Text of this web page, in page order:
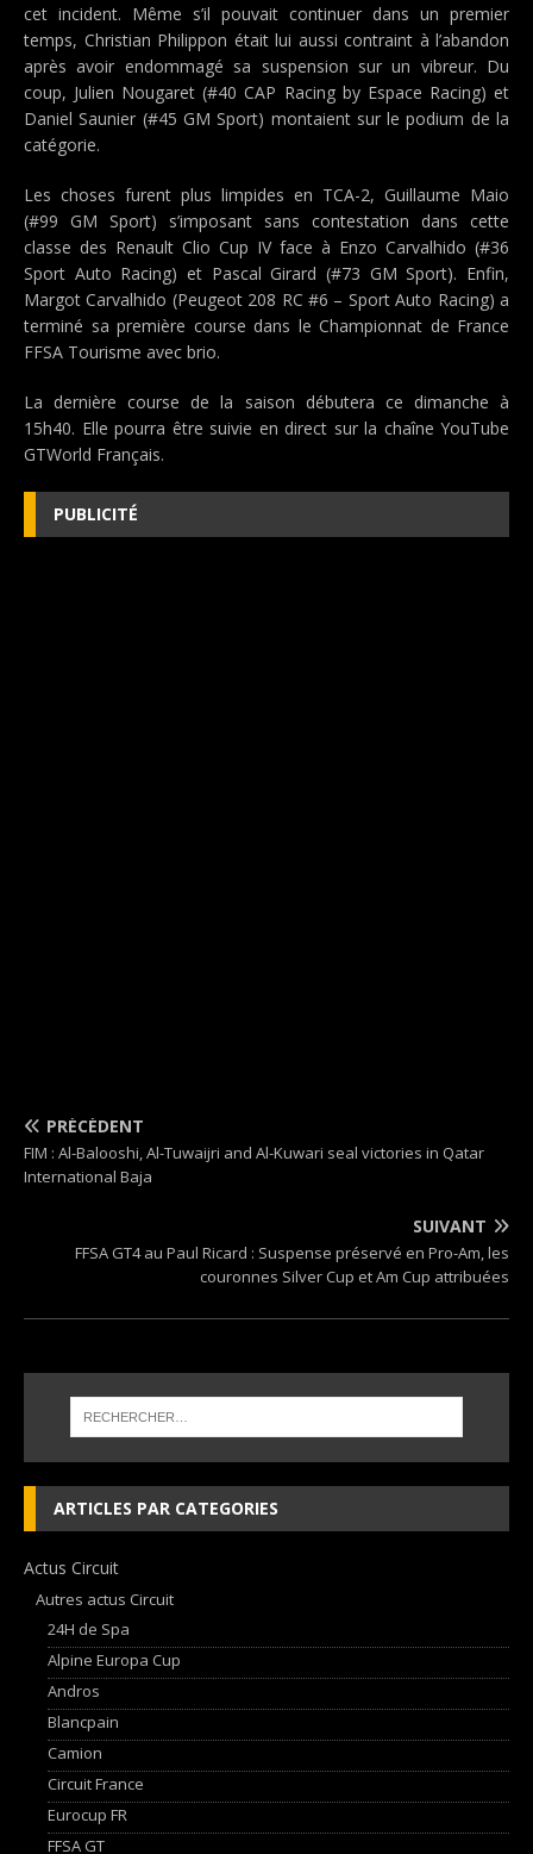
cet incident. Même s’il pouvait continuer dans un premier
temps, Christian Philippon était lui aussi contraint à l’abandon
après avoir endommagé sa suspension sur un vibreur. Du
coup, Julien Nougaret (#40 CAP Racing by Espace Racing) et
Daniel Saunier (#45 GM Sport) montaient sur le podium de la
catégorie.
Les choses furent plus limpides en TCA-2, Guillaume Maio
(#99 GM Sport) s’imposant sans contestation dans cette
classe des Renault Clio Cup IV face à Enzo Carvalhido (#36
Sport Auto Racing) et Pascal Girard (#73 GM Sport). Enfin,
Margot Carvalhido (Peugeot 208 RC #6 – Sport Auto Racing) a
terminé sa première course dans le Championnat de France
FFSA Tourisme avec brio.
La dernière course de la saison débutera ce dimanche à
15h40. Elle pourra être suivie en direct sur la chaîne YouTube
GTWorld Français.
PUBLICITÉ
PRÉCÉDENT
FIM : Al-Balooshi, Al-Tuwaijri and Al-Kuwari seal victories in Qatar
International Baja
SUIVANT
FFSA GT4 au Paul Ricard : Suspense préservé en Pro-Am, les
couronnes Silver Cup et Am Cup attribuées
ARTICLES PAR CATEGORIES
Actus Circuit
Autres actus Circuit
24H de Spa
Alpine Europa Cup
Andros
Blancpain
Camion
Circuit France
Eurocup FR
FFSA GT